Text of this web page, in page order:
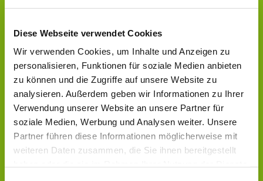
Diese Webseite verwendet Cookies
Wir verwenden Cookies, um Inhalte und Anzeigen zu
personalisieren, Funktionen für soziale Medien anbieten
zu können und die Zugriffe auf unsere Website zu
analysieren. Außerdem geben wir Informationen zu Ihrer
Verwendung unserer Website an unsere Partner für
soziale Medien, Werbung und Analysen weiter. Unsere
Partner führen diese Informationen möglicherweise mit
weiteren Daten zusammen, die Sie ihnen bereitgestellt